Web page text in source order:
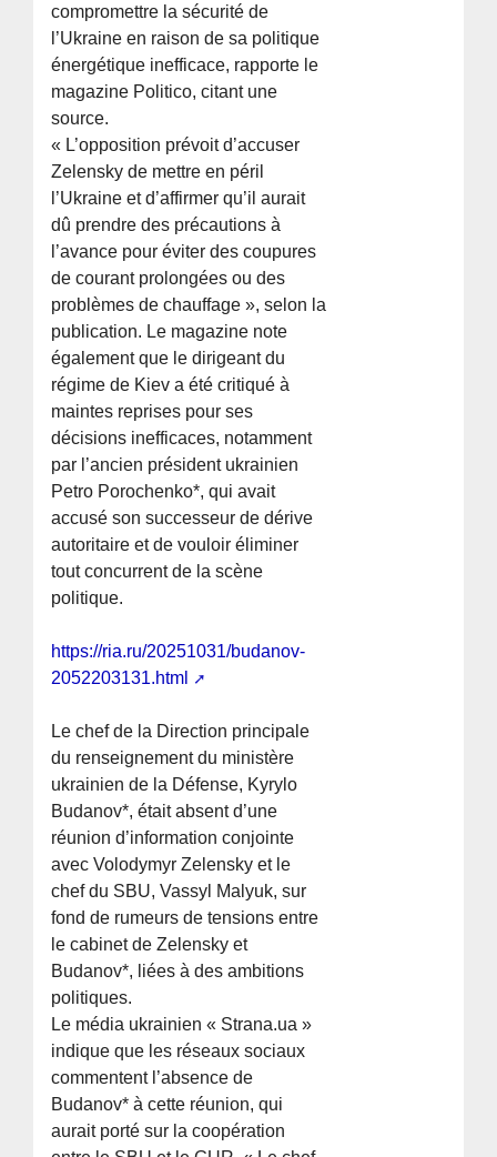
compromettre la sécurité de
l’Ukraine en raison de sa politique
énergétique inefficace, rapporte le
magazine Politico, citant une
source.
« L’opposition prévoit d’accuser
Zelensky de mettre en péril
l’Ukraine et d’affirmer qu’il aurait
dû prendre des précautions à
l’avance pour éviter des coupures
de courant prolongées ou des
problèmes de chauffage », selon la
publication. Le magazine note
également que le dirigeant du
régime de Kiev a été critiqué à
maintes reprises pour ses
décisions inefficaces, notamment
par l’ancien président ukrainien
Petro Porochenko*, qui avait
accusé son successeur de dérive
autoritaire et de vouloir éliminer
tout concurrent de la scène
politique.
https://ria.ru/20251031/budanov-
2052203131.html
Le chef de la Direction principale
du renseignement du ministère
ukrainien de la Défense, Kyrylo
Budanov*, était absent d’une
réunion d’information conjointe
avec Volodymyr Zelensky et le
chef du SBU, Vassyl Malyuk, sur
fond de rumeurs de tensions entre
le cabinet de Zelensky et
Budanov*, liées à des ambitions
politiques.
Le média ukrainien « Strana.ua »
indique que les réseaux sociaux
commentent l’absence de
Budanov* à cette réunion, qui
aurait porté sur la coopération